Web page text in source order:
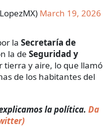
March 19, 2026
la Secretaría de
la de Seguridad y
tierra y aire, lo que llamó
de los habitantes del
la política. Da